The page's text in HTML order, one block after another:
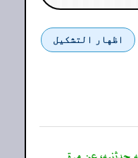
اظهار التشكيل